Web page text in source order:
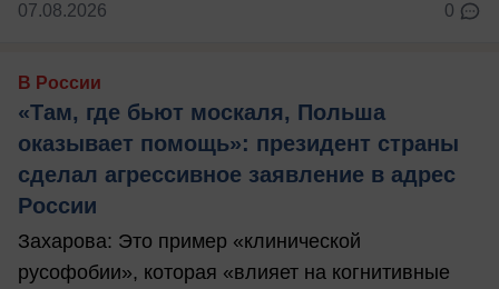
07.08.2026 0
В России
«Там, где бьют москаля, Польша
оказывает помощь»: президент страны
сделал агрессивное заявление в адрес
России
Захарова: Это пример «клинической
русофобии», которая «влияет на когнитивные